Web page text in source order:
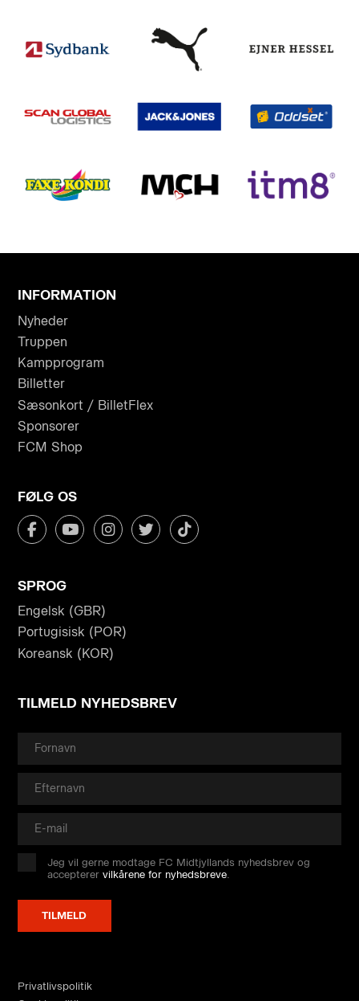
INFORMATION
Nyheder
Truppen
Kampprogram
Billetter
Sæsonkort / BilletFlex
Sponsorer
FCM Shop
FØLG OS
SPROG
Engelsk (GBR)
Portugisisk (POR)
Koreansk (KOR)
TILMELD NYHEDSBREV
Jeg vil gerne modtage FC Midtjyllands nyhedsbrev og
accepterervilkårene for nyhedsbreve
Privatlivspolitik